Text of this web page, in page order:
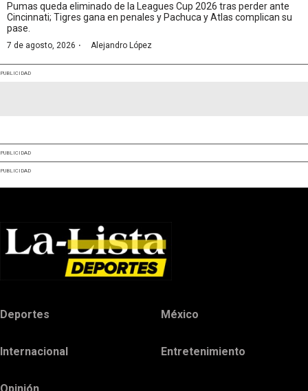
Pumas queda eliminado de la Leagues Cup 2026 tras perder ante
Cincinnati; Tigres gana en penales y Pachuca y Atlas complican su
pase.
7 de agosto, 2026 · Alejandro López
PUBLICIDAD
PUBLICIDAD
PUBLICIDAD
Deportes México
Internacional Entretenimiento
Opinión